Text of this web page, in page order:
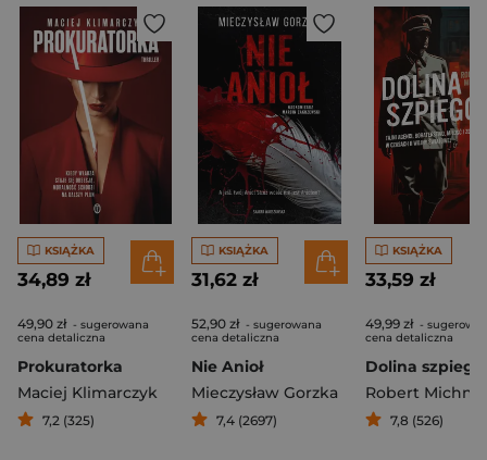
KSIĄŻKA
34,89 zł
49,90 zł - sugerowana
cena detaliczna
Prokuratorka
Maciej Klimarczyk
7,2 (325)
KSIĄŻKA
31,62 zł
52,90 zł - sugerowana
cena detaliczna
Nie Anioł
Mieczysław Gorzka
7,4 (2697)
KSIĄŻKA
33,59 zł
49,99 zł -
cena detaliczna
Dolina
Robert
7,8 (526)